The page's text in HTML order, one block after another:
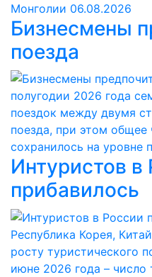
Монголии 06.08.2026
Бизнесмены
поезда
полугодии 2026 года
поездок между двумя
поезда, при этом
сохранилось на уровне
Интуристов в
прибавилось
Республика Корея,
росту туристического
июне 2026 года – число